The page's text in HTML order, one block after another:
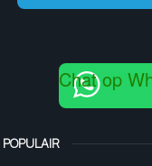
Chat op
POPULAIR